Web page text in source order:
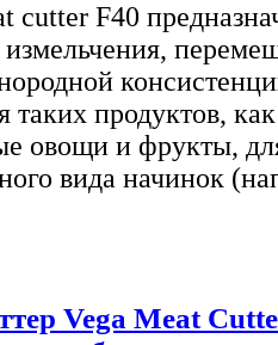
cutter F40
таких продуктов,
овощи и фрукты,
вида начинок
Vega Meat